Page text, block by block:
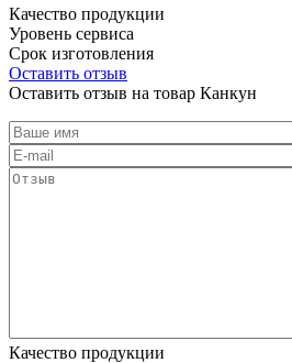
Качество продукции
Уровень сервиса
Срок изготовления
Оставить отзыв
Оставить отзыв на товар Канкун
Качество продукции